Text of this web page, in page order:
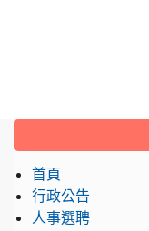
:::
首頁
行政公告
人事選聘